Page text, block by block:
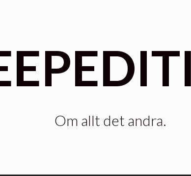
Om allt det andra.